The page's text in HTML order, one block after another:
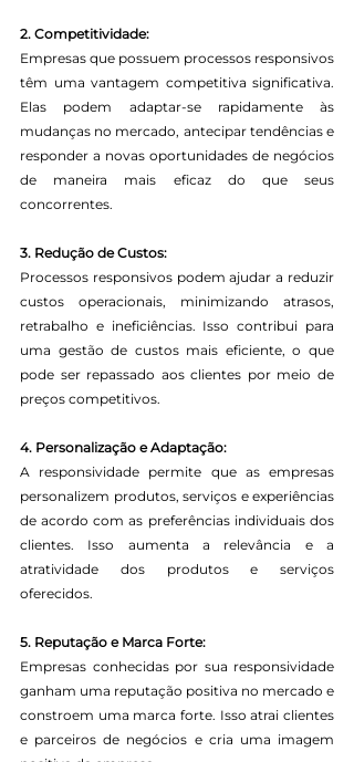
2. Competitividade:
Empresas que possuem processos responsivos
têm uma vantagem competitiva significativa.
Elas podem adaptar-se rapidamente às
mudanças no mercado, antecipar tendências e
responder a novas oportunidades de negócios
de maneira mais eficaz do que seus
concorrentes.
3. Redução de Custos:
Processos responsivos podem ajudar a reduzir
custos operacionais, minimizando atrasos,
retrabalho e ineficiências. Isso contribui para
uma gestão de custos mais eficiente, o que
pode ser repassado aos clientes por meio de
preços competitivos.
4. Personalização e Adaptação:
A responsividade permite que as empresas
personalizem produtos, serviços e experiências
de acordo com as preferências individuais dos
clientes. Isso aumenta a relevância e a
atratividade dos produtos e serviços
oferecidos.
5. Reputação e Marca Forte:
Empresas conhecidas por sua responsividade
ganham uma reputação positiva no mercado e
constroem uma marca forte. Isso atrai clientes
e parceiros de negócios e cria uma imagem